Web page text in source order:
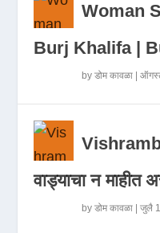
Woman
Burj Khalifa |
byडोम कावळा |
वाड्याचा न माहीत
byडोम कावळा |जुलै